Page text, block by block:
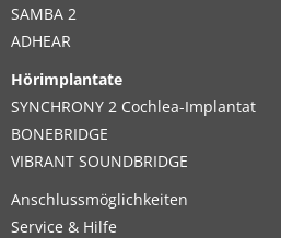
SAMBA 2
ADHEAR
Hörimplantate
SYNCHRONY 2 Cochlea-Implantat
BONEBRIDGE
VIBRANT SOUNDBRIDGE
Anschlussmöglichkeiten
Service & Hilfe